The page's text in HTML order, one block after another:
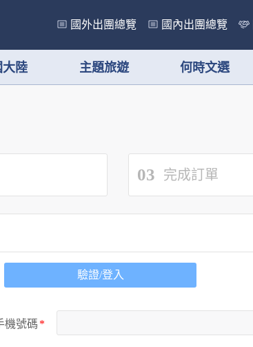
國外出團總覽 國內出團總覽
陸 主題旅遊 何時文選
03 完成訂單
驗證/登入
機號碼